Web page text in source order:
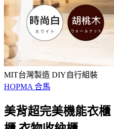
MIT台灣製造 DIY自行組裝
HOPMA 合馬
美背超完美機能衣